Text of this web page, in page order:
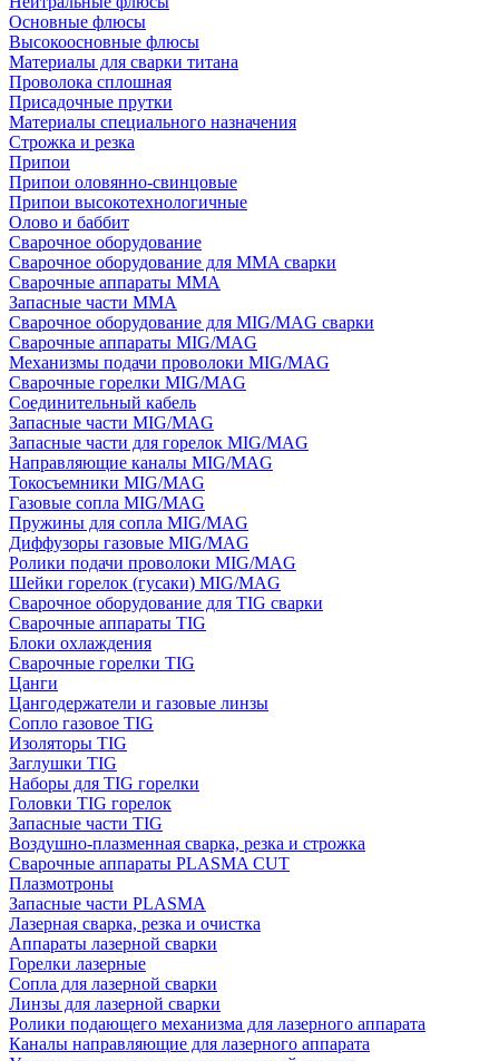
Основные флюсы
Высокоосновные флюсы
Материалы для сварки титана
Проволока сплошная
Присадочные прутки
Материалы специального назначения
Строжка и резка
Припои
Припои оловянно-свинцовые
Припои высокотехнологичные
Олово и баббит
Сварочное оборудование
Сварочное оборудование для MMA сварки
Сварочные аппараты MMA
Запасные части MMA
Сварочное оборудование для MIG/MAG сварки
Сварочные аппараты MIG/MAG
Механизмы подачи проволоки MIG/MAG
Сварочные горелки MIG/MAG
Соединительный кабель
Запасные части MIG/MAG
Запасные части для горелок MIG/MAG
Направляющие каналы MIG/MAG
Токосъемники MIG/MAG
Газовые сопла MIG/MAG
Пружины для сопла MIG/MAG
Диффузоры газовые MIG/MAG
Ролики подачи проволоки MIG/MAG
Шейки горелок (гусаки) MIG/MAG
Сварочное оборудование для TIG сварки
Сварочные аппараты TIG
Блоки охлаждения
Сварочные горелки TIG
Цанги
Цангодержатели и газовые линзы
Сопло газовое TIG
Изоляторы TIG
Заглушки TIG
Наборы для TIG горелки
Головки TIG горелок
Запасные части TIG
Воздушно-плазменная сварка, резка и строжка
Сварочные аппараты PLASMA CUT
Плазмотроны
Запасные части PLASMA
Лазерная сварка, резка и очистка
Аппараты лазерной сварки
Горелки лазерные
Сопла для лазерной сварки
Линзы для лазерной сварки
Ролики подающего механизма для лазерного аппарата
Каналы направляющие для лазерного аппарата